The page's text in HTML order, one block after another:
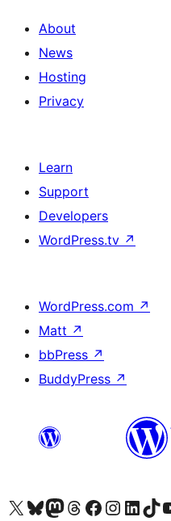
About
News
Hosting
Privacy
Learn
Support
Developers
WordPress.tv ↗
WordPress.com ↗
Matt ↗
bbPress ↗
BuddyPress ↗
Visit our X (formerly Twitter) account
Bisitahin ang aming Bluesky account
Visit our Mastodon account
Bisitahin ang aming Threads account
Visit our Facebook page
Visit our Instagram
Visit ourBisitahin ang